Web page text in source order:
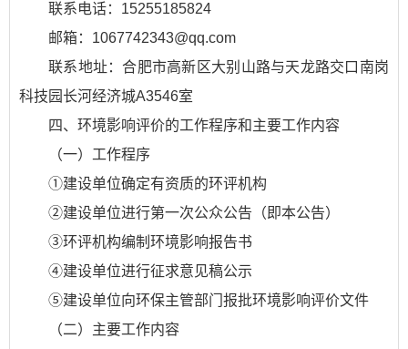
联系电话：15255185824
邮箱：1067742343@qq.com
联系地址：合肥市高新区大别山路与天龙路交口南岗
科技园长河经济城A3546室
四、环境影响评价的工作程序和主要工作内容
（一）工作程序
①建设单位确定有资质的环评机构
②建设单位进行第一次公众公告（即本公告）
③环评机构编制环境影响报告书
④建设单位进行征求意见稿公示
⑤建设单位向环保主管部门报批环境影响评价文件
（二）主要工作内容